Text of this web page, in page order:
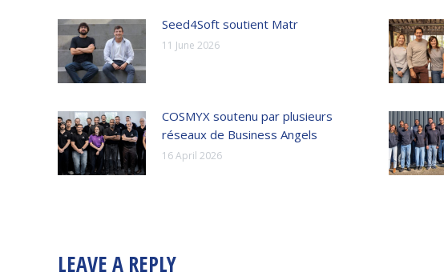
Seed4Soft soutient Matr
11 June 2026
COSMYX soutenu par plusieurs
réseaux de Business Angels
16 April 2026
LEAVE A REPLY